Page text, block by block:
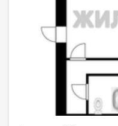
парковочных мест.
транспорта,
города. Рассмотрим
же районе с нашей
удобное для покупателя
школы,3 детских сада,4
учреждения. Возможен
Возможна продажа в
сообщите номер варианта